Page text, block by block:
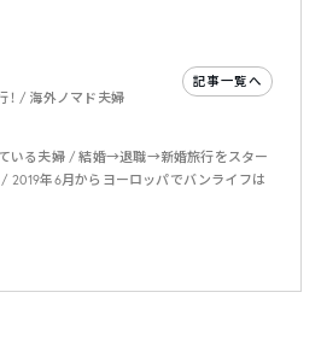
！ / 海外ノマド夫婦
記事一覧へ
ている夫婦 / 結婚→退職→新婚旅行をスター
2019年6月からヨーロッパでバンライフは